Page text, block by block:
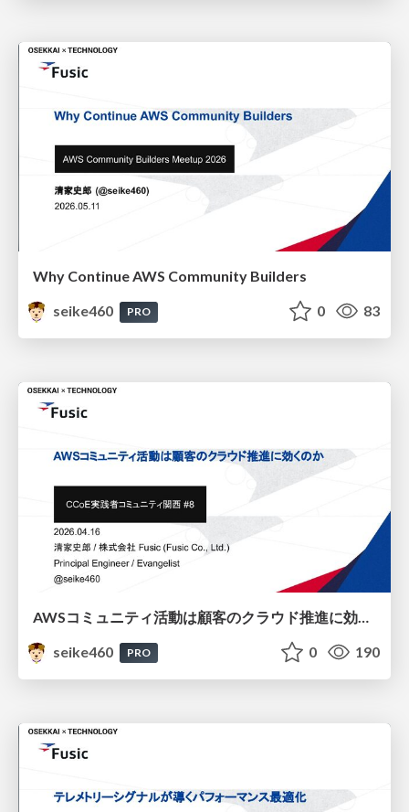
Why Continue AWS Community Builders
seike460
PRO 0 83
AWSコミュニティ活動は顧客のクラウド推進に効くのか / Do AWS community activities help customers adopt the cloud?
seike460
PRO 0 190